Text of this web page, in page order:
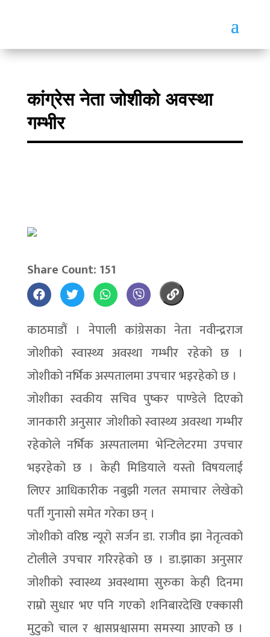
कांग्रेस नेता जोशीको अवस्था
गम्भीर
Share Count: 151
काठमाडौं । नेपाली कांग्रेसका नेता नवीन्द्रराज
जोशीको स्वास्थ्य अवस्था गम्भीर रहेको छ ।
जोशीको नर्भिक अस्पतालमा उपचार भइरहेको छ ।
जोशीका स्वकीय सचिव पुष्कर पाण्डेले दिएको
जानकारी अनुसार जोशीको स्वास्थ्य अवस्था गम्भीर
रहेकोले नर्भिक अस्पतालमा भेन्टिलेटरमा उपचार
भइरहेको छ । केही मिडियाले यस्तो विषयलाई
लिएर आधिकारीक नबुझी गलत समाचार लेखेको
पर्ती गुनासो समेत गरेका छन् ।
जोशीको वरिष्ठ न्यूरो सर्जन डा. राजीव झा नेतृत्वको
टोलीले उपचार गरिरहेको छ । डा.झाका अनुसार
जोशीको स्वास्थ्य अवस्थामा सुरुका केही दिनमा
राम्रो सुधार भए पनि गएको शनिबारदेखि एक्कासी
मुटुको चाल र श्वासप्रश्वासमा समस्या आएकोे छ ।